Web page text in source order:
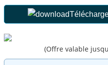
(Offre valable